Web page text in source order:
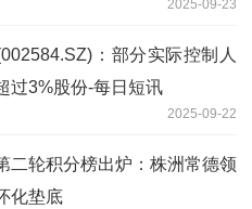
2025-09-23
：部分实际控制人
过3%股份-每日短讯
2025-09-22
二轮积分榜出炉：株洲常德领
化垫底